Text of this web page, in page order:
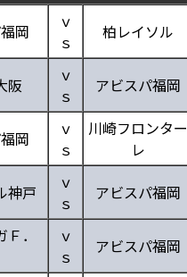
岡
ｖ
ｓ
柏レイソル
阪
ｖ
ｓ
アビスパ福岡
岡
ｖ
ｓ
川崎フロンター
レ
神戸
ｖ
ｓ
アビスパ福岡
．
ｖ
ｓ
アビスパ福岡